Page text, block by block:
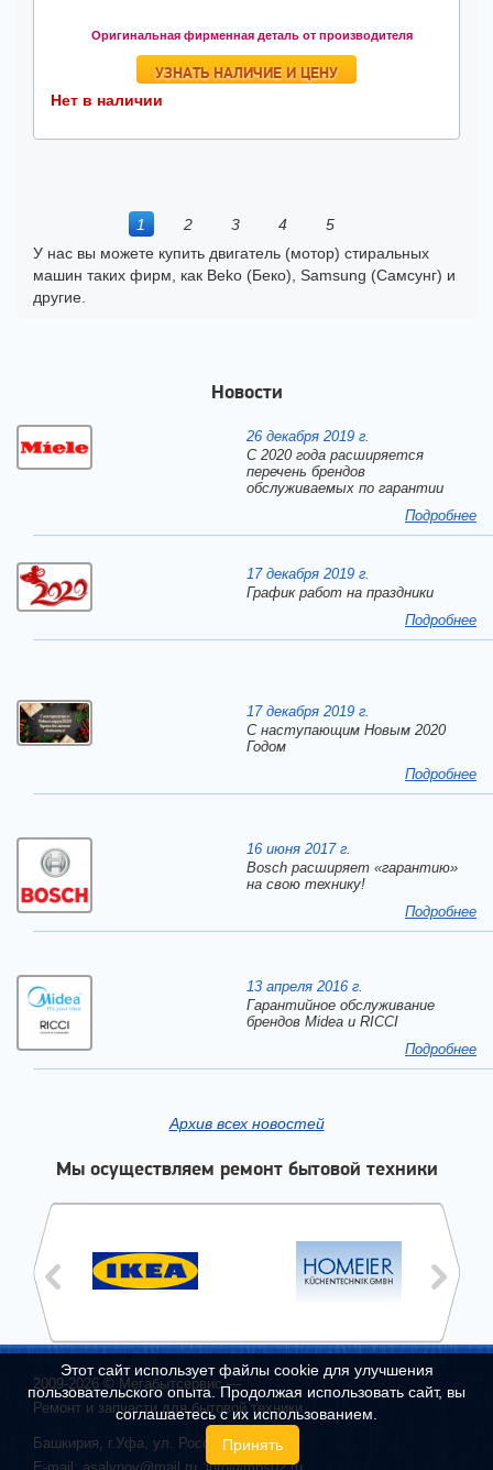
Оригинальная фирменная деталь от производителя
УЗНАТЬ НАЛИЧИЕ И ЦЕНУ
Нет в наличии
1 2 3 4
5
У нас вы можете купить двигатель (мотор) стиральных
машин таких фирм, как Beko (Беко), Samsung (Самсунг) и
другие.
Новости
26 декабря 2019 г.
С 2020 года расширяется
перечень брендов
обслуживаемых по гарантии
Подробнее
17 декабря 2019 г.
График работ на праздники
Подробнее
17 декабря 2019 г.
C наступающим Новым 2020
Годом
Подробнее
16 июня 2017 г.
Bosch расширяет «гарантию»
на свою технику!
Подробнее
13 апреля 2016 г.
Гарантийное обслуживание
брендов Midea и RICCI
Подробнее
Архив всех новостей
Мы осуществляем ремонт бытовой техники
2009-2026 © Мегабытсервис—
Ремонт и запчасти для бытовой техники
Башкирия, г. Уфа, ул. Российская, 45/1
Этот сайт использует файлы cookie для улучшения
пользовательского опыта. Продолжая использовать сайт, вы
соглашаетесь с их использованием.
Принять